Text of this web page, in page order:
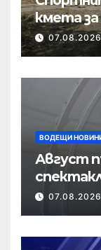
кмета
полк
07.08.2026
ВОДЕЩИ
Август
07.08.2026